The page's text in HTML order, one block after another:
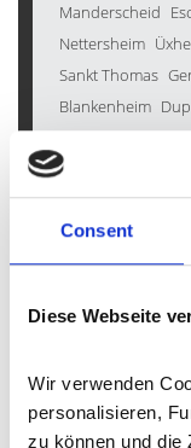
Consent
Diese Webseite
Wir verwenden
personalisieren,
zu können und die
Manderscheid
Nettersheim
Sankt Thomas
Blankenheim
Weidenbach Lind
Kleinlangenfeld
Hohenfels-
Hontheim
Winkel (Eifel)
Lissendorf
Büdesheim
Kall Karl